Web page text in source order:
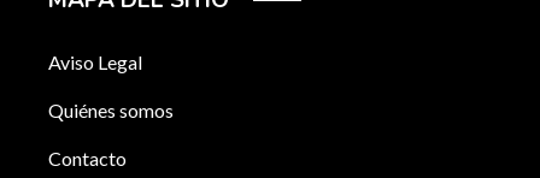
Aviso Legal
Quiénes somos
Contacto